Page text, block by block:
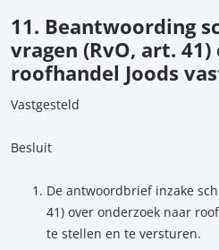
11. Beantwoording
vragen (RvO, art.
roofhandel Joods
Vastgesteld
Besluit
De antwoordbrief inzake
41) over onderzoek naar
te stellen en te versturen.